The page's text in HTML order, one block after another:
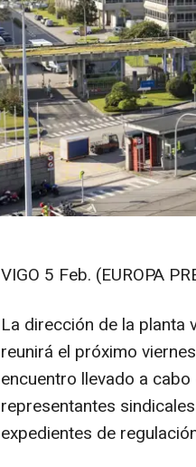
VIGO 5 Feb. (EUROPA
La dirección de la planta
reunirá el próximo
encuentro llevado a
representantes
expedientes de